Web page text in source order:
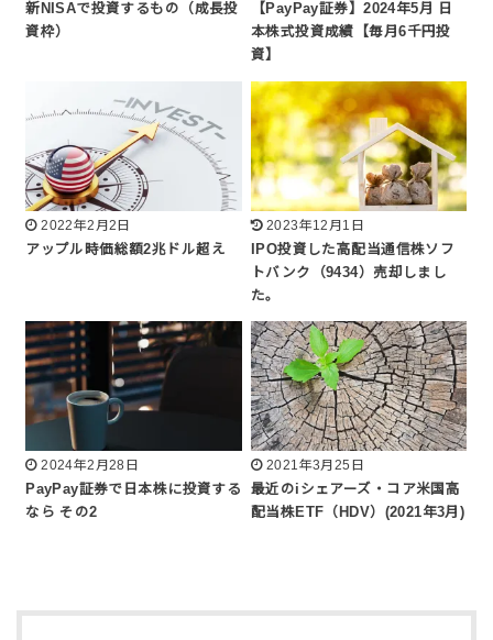
新NISAで投資するもの（成長投
資枠）
【PayPay証券】2024年5月 日
本株式投資成績【毎月6千円投
資】
2022年2月2日
アップル時価総額2兆ドル超え
2023年12月1日
IPO投資した高配当通信株ソフ
トバンク（9434）売却しまし
た。
2024年2月28日
PayPay証券で日本株に投資する
なら その2
2021年3月25日
最近のiシェアーズ・コア米国高
配当株ETF（HDV）(2021年3月)